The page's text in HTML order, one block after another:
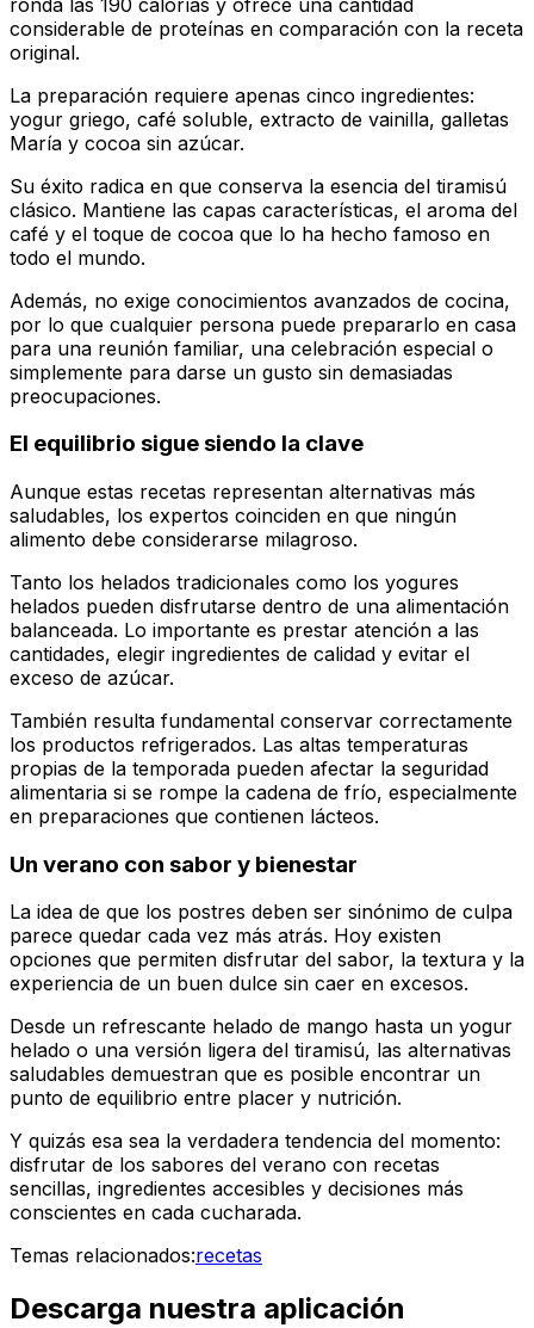
considerable de proteínas en comparación con la receta
original.
La preparación requiere apenas cinco ingredientes:
yogur griego, café soluble, extracto de vainilla, galletas
María y cocoa sin azúcar.
Su éxito radica en que conserva la esencia del tiramisú
clásico. Mantiene las capas características, el aroma del
café y el toque de cocoa que lo ha hecho famoso en
todo el mundo.
Además, no exige conocimientos avanzados de cocina,
por lo que cualquier persona puede prepararlo en casa
para una reunión familiar, una celebración especial o
simplemente para darse un gusto sin demasiadas
preocupaciones.
El equilibrio sigue siendo la clave
Aunque estas recetas representan alternativas más
saludables, los expertos coinciden en que ningún
alimento debe considerarse milagroso.
Tanto los helados tradicionales como los yogures
helados pueden disfrutarse dentro de una alimentación
balanceada. Lo importante es prestar atención a las
cantidades, elegir ingredientes de calidad y evitar el
exceso de azúcar.
También resulta fundamental conservar correctamente
los productos refrigerados. Las altas temperaturas
propias de la temporada pueden afectar la seguridad
alimentaria si se rompe la cadena de frío, especialmente
en preparaciones que contienen lácteos.
Un verano con sabor y bienestar
La idea de que los postres deben ser sinónimo de culpa
parece quedar cada vez más atrás. Hoy existen
opciones que permiten disfrutar del sabor, la textura y la
experiencia de un buen dulce sin caer en excesos.
Desde un refrescante helado de mango hasta un yogur
helado o una versión ligera del tiramisú, las alternativas
saludables demuestran que es posible encontrar un
punto de equilibrio entre placer y nutrición.
Y quizás esa sea la verdadera tendencia del momento:
disfrutar de los sabores del verano con recetas
sencillas, ingredientes accesibles y decisiones más
conscientes en cada cucharada.
Temas relacionados:recetas
Descarga nuestra aplicación